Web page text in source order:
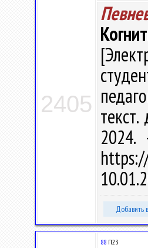
2405
2024.
Добавить
88 П23